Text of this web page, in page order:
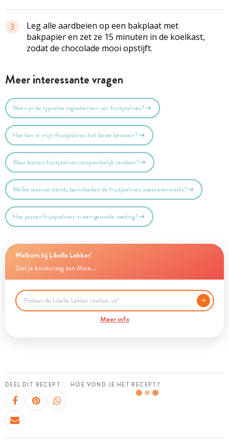
3
Leg alle aardbeien op een bakplaat met
bakpapier en zet ze 15 minuten in de koelkast,
zodat de chocolade mooi opstijft.
Meer interessante vragen
Wat zijn de typische ingrediënten van fruitpralines?
Hoe kan ik mijn fruitpralines het beste bewaren?
Waar komen fruitpralines oorspronkelijk vandaan?
Welke recente trends beïnvloeden de fruitpralines-zoetwarenmarkt?
Hoe passen fruitpralines in een gezonde voeding?
Welkom bij Libelle Lekker!
Stel je kookvraag aan Maia...
Meer info
DEEL DIT RECEPT HOE VOND JE HET RECEPT?